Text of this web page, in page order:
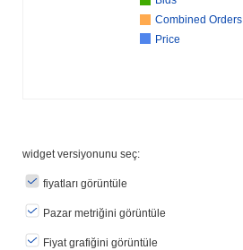
Combined Orders
Price
widget versiyonunu seç:
fiyatları görüntüle
Pazar metriğini görüntüle
Fiyat grafiğini görüntüle